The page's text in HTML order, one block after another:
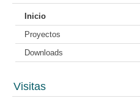
Inicio
Proyectos
Downloads
Visitas